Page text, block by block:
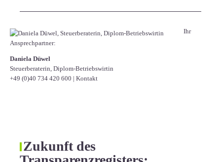
Ihr
Ansprechpartner:
Daniela Düwel
Steuerberaterin, Diplom-Betriebswirtin
+49 (0)40 734 420 600 | Kontakt
Zukunft des